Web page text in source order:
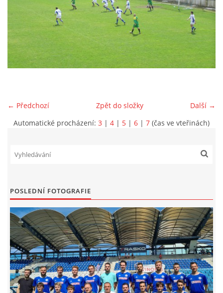
STARŠÍ ŽÁCI
MLADŠÍ ŽÁCI
STARŠÍ PŘÍPRAVKA R 2012 + 2013
ARCHÍV
DOTACE
FKD, z.s.
← Předchozí Další →
Zpět do složky
Automatické procházení: 3 | 4 | 5 | 6 | 7 (čas ve vteřinách)
POSLEDNÍ FOTOGRAFIE